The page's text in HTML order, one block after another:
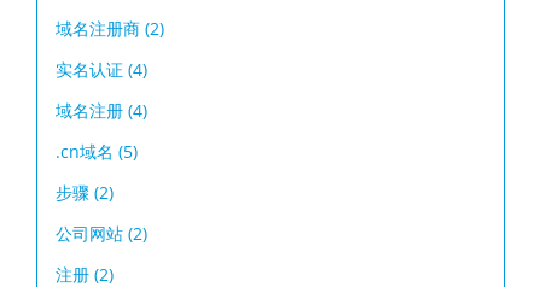
域名注册商 (2)
实名认证 (4)
域名注册 (4)
.cn域名 (5)
步骤 (2)
公司网站 (2)
注册 (2)